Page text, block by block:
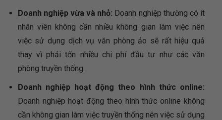
Doanh nghiệp vừa và nhỏ: Doanh nghiệp thường có ít
nhân viên không cần nhiều không gian làm việc nên
việc sử dụng dịch vụ văn phòng ảo sẽ rất hiệu quả
thay vì phải tốn nhiều chi phí đầu tư như các văn
phòng truyền thống.
Doanh nghiệp hoạt động theo hình thức online:
Doanh nghiệp hoạt động theo hình thức online không
cần không gian làm việc truyền thống nên việc sử dụng